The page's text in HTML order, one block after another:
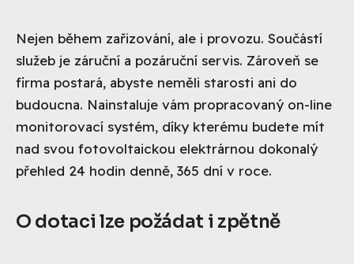
Nejen během zařizování, ale i provozu. Součástí
služeb je záruční a pozáruční servis. Zároveň se
firma postará, abyste neměli starosti ani do
budoucna. Nainstaluje vám propracovaný on-line
monitorovací systém, díky kterému budete mít
nad svou fotovoltaickou elektrárnou dokonalý
přehled 24 hodin denně, 365 dní v roce.
O dotaci lze požádat i zpětně